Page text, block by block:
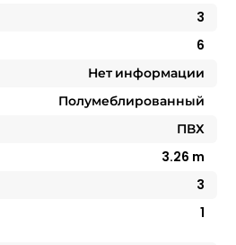
3
6
Нет информации
Полумеблированный
ПВХ
3.26 m
3
1